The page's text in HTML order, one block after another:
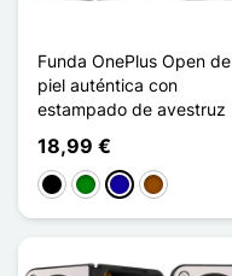
Funda OnePlus Open de
piel auténtica con
estampado de avestruz
18,99 €
NegroVerdeAzul oscuro
Marrón